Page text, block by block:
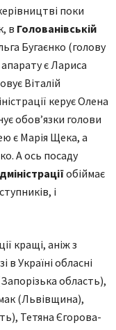
поки
в Голованівській
Бугаєнко (голову
є Лариса
Віталій
керує Олена
обов’язки голови
є Марія Щека, а
А ось посаду
обіймає
і
кращі, аніж з
Україні обласні
область),
(Львівщина),
Тетяна Єгорова-